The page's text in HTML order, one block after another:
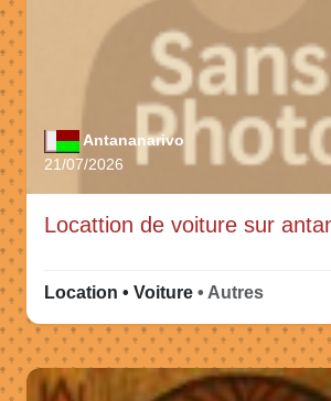
Antananarivo
21/07/2026
Locattion de voiture sur
Location • Voiture • Autres